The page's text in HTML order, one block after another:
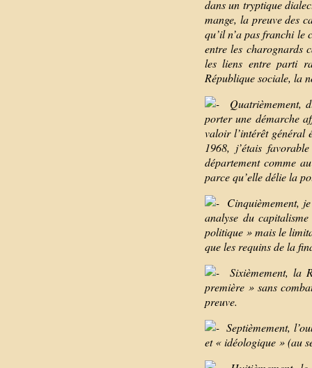
dans un tryptique
mange, la preuve des
qu’il n’a pas franchi le
entre les charognards
les liens entre parti
République sociale, la
Quatrièmement,
porter une démarche
valoir l’intérêt général
1968, j’étais
département comme
parce qu’elle délie la
Cinquièmement,
analyse du
politique » mais le
que les requins de la
Sixièmement, la
première » sans
preuve.
Septièmement,
et « idéologique » (au